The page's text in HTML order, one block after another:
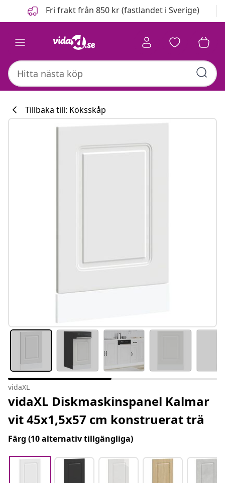
FöregåendeFri frakt från 850 kr (fastlandet i Sverige)
Tillbaka till: Köksskåp
vidaXL
vidaXL Diskmaskinspanel Kalmar
vit 45x1,5x57 cm konstruerat trä
Färg (10 alternativ tillgängliga)